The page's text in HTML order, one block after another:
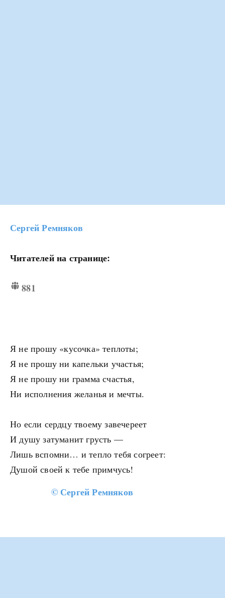
Сергей Ремняков
Читателей на странице:
881
Я не прошу «кусочка» теплоты;
Я не прошу ни капельки участья;
Я не прошу ни грамма счастья,
Ни исполнения желанья и мечты.
Но если сердцу твоему завечереет
И душу затуманит грусть —
Лишь вспомни… и тепло тебя согреет:
Душой своей к тебе примчусь!
© Сергей Ремняков